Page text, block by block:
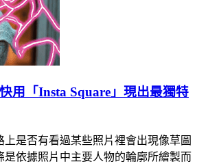
用「Insta Square」現出最獨特
上是否有看過某些照片裡會出現像草圖
是依據照片中主要人物的輪廓所繪製而